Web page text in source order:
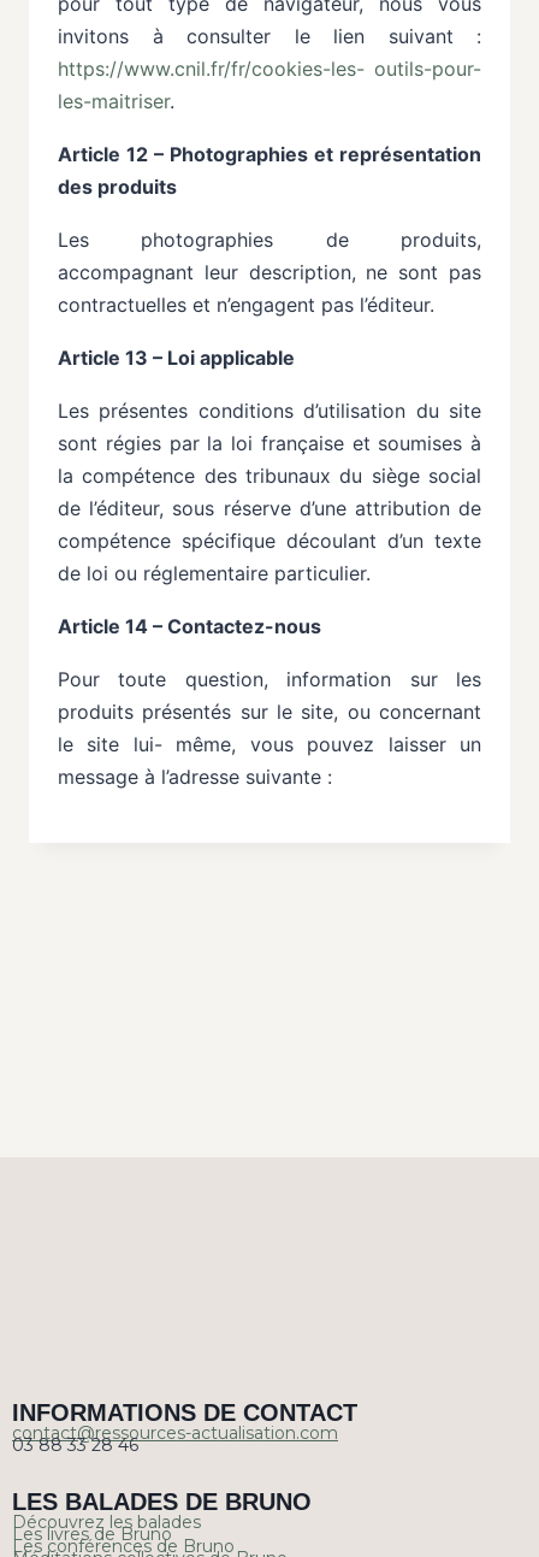
invitons à consulter le lien suivant :
https://www.cnil.fr/fr/cookies-les- outils-pour-
les-maitriser.
Article 12 – Photographies et représentation
des produits
Les photographies de
produits,
accompagnant leur description, ne sont pas
contractuelles et n’engagent pas l’éditeur.
Article 13 – Loi applicable
Les présentes conditions d’utilisation du site
sont régies par la loi française et soumises à
la compétence des tribunaux du siège social
de l’éditeur, sous réserve d’une attribution de
compétence spécifique découlant d’un texte
de loi ou réglementaire particulier.
Article 14 – Contactez-nous
Pour toute question, information sur
les
produits présentés sur le site, ou concernant
le site lui- même, vous pouvez laisser
un
message à l’adresse suivante :
INFORMATIONS DE CONTACT
contact@ressources-actualisation.com
03 88 33 28 46
LES BALADES DE BRUNO
Découvrez les balades
Les livres de Bruno
Les conférences de Bruno